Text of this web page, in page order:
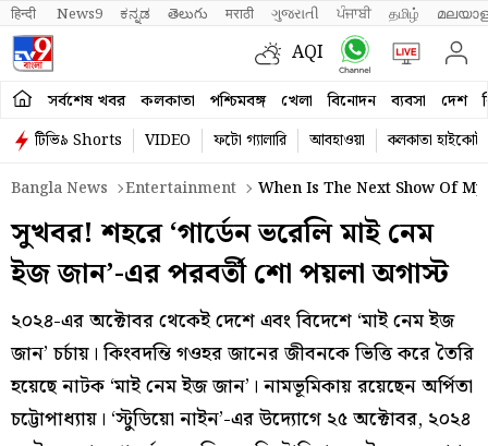
हिन्दी News9 ಕನ್ನಡ తెలుగు मराठी ગુજરાતી ਪੰਜਾਬੀ தமிழ்
AQI
সর্বশেষ খবর কলকাতা পশ্চিমবঙ্গ খেলা বিনোদন ব্যবসা দেশ
টিভি৯ Shorts VIDEO ফটো গ্যালারি আবহাওয়া
কলকাতা হাইকোর্ট
Bangla News
Entertainment When Is The Next Show Of
সুখবর! শহরে ‘গার্ডেন ভরেলি মাই নেম
ইজ জান’-এর পরবর্তী শো পয়লা অগাস্ট
২০২৪-এর অক্টোবর থেকেই দেশে এবং বিদেশে ‘মাই নেম ইজ
জান’ চর্চায়। কিংবদন্তি গওহর জানের জীবনকে ভিত্তি করে তৈরি
হয়েছে নাটক ‘মাই নেম ইজ জান’। নামভূমিকায় রয়েছেন অর্পিতা
চট্টোপাধ্যায়। ‘স্টুডিয়ো নাইন’-এর উদ্যোগে ২৫ অক্টোবর, ২০২৪